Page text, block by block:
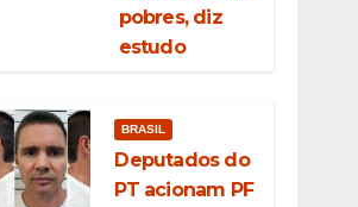
pobres, diz
estudo
BRASIL
Deputados do
PT acionam PF